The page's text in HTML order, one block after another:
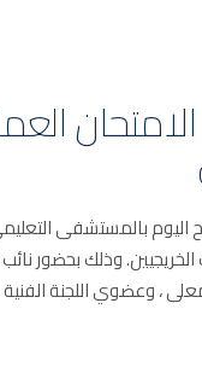
بالمستشفى
الخريجيين. وذلك بحضور
، وعضوي اللجنة الفنية